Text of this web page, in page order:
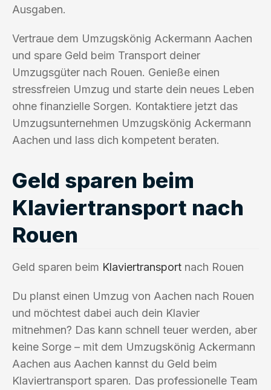
Ausgaben.
Vertraue dem Umzugskönig Ackermann Aachen
und spare Geld beim Transport deiner
Umzugsgüter nach Rouen. Genieße einen
stressfreien Umzug und starte dein neues Leben
ohne finanzielle Sorgen. Kontaktiere jetzt das
Umzugsunternehmen Umzugskönig Ackermann
Aachen und lass dich kompetent beraten.
Geld sparen beim
Klaviertransport nach
Rouen
Geld sparen beim Klaviertransport nach Rouen
Du planst einen Umzug von Aachen nach Rouen
und möchtest dabei auch dein Klavier
mitnehmen? Das kann schnell teuer werden, aber
keine Sorge – mit dem Umzugskönig Ackermann
Aachen aus Aachen kannst du Geld beim
Klaviertransport sparen. Das professionelle Team